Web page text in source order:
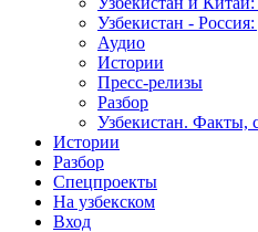
Узбекистан -
Аудио
Истории
Пресс-релизы
Разбор
Узбекистан. Факты,
Истории
Разбор
Спецпроекты
На узбекском
Вход